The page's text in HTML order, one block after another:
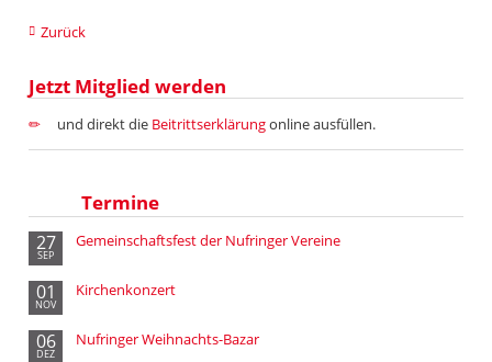
Zurück
Jetzt Mitglied werden
und direkt die Beitrittserklärungonline ausfüllen.
Termine
27
SEP
Gemeinschaftsfest der Nufringer Vereine
01
NOV
Kirchenkonzert
06
DEZ
Nufringer Weihnachts-Bazar